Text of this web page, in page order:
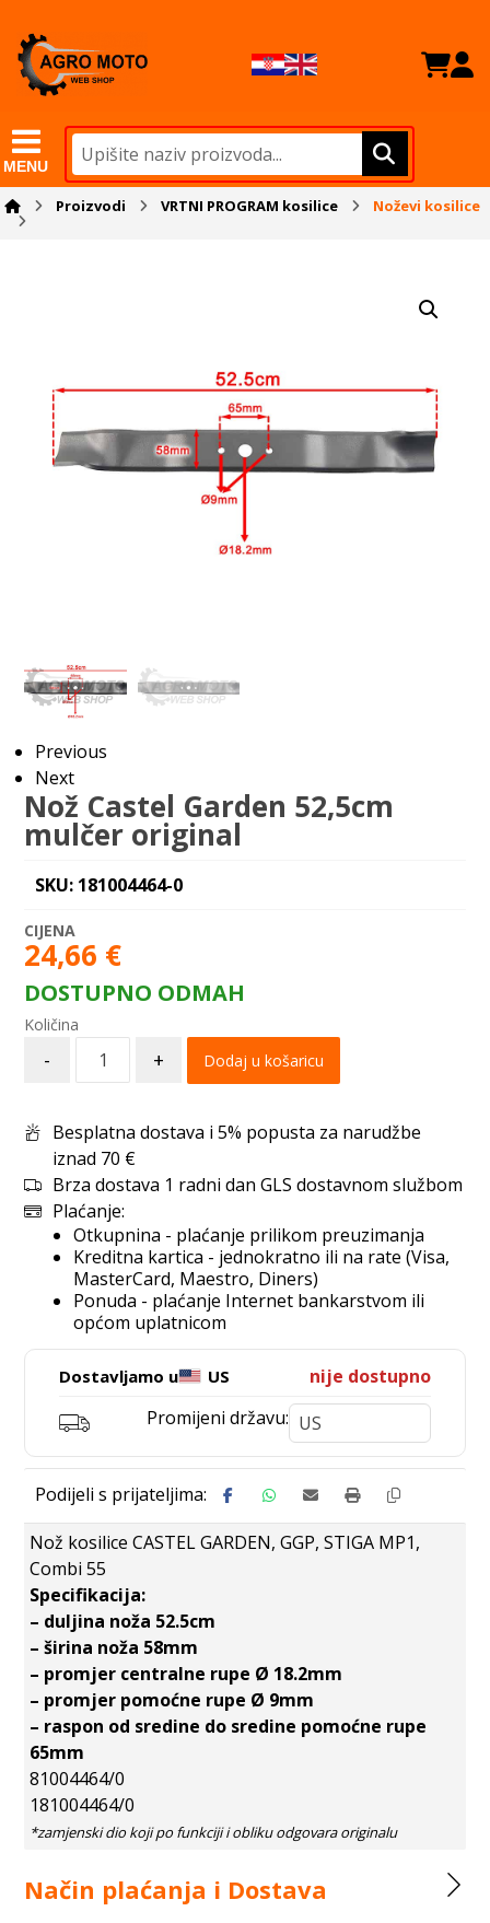
MENU
Proizvodi VRTNI PROGRAM kosilice Noževi kosilice
Previous
Next
Nož Castel Garden 52,5cm
mulčer original
SKU: 181004464-0
24,66 €
DOSTUPNO ODMAH
- + Dodaj u košaricu
Besplatna dostava i 5% popusta za narudžbe
iznad 70 €
Brza dostava 1 radni dan GLS dostavnom službom
Plaćanje:
Otkupnina - plaćanje prilikom preuzimanja
Kreditna kartica - jednokratno ili na rate (Visa,
MasterCard, Maestro, Diners)
Ponuda - plaćanje Internet bankarstvom ili
općom uplatnicom
Dostavljamo u US
nije dostupno
Promijeni državu:
Nož kosilice CASTEL GARDEN, GGP, STIGA MP1,
Combi 55
Specifikacija:
– duljina noža 52.5cm
– širina noža 58mm
– promjer centralne rupe Ø 18.2mm
– promjer pomoćne rupe Ø 9mm
– raspon od sredine do sredine pomoćne rupe
65mm
81004464/0
181004464/0
Način plaćanja i Dostava